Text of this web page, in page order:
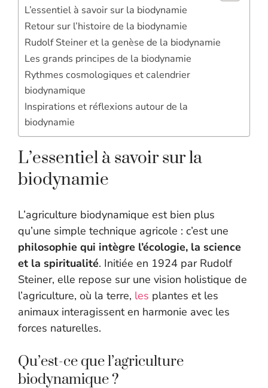
L’essentiel à savoir sur la biodynamie
Retour sur l’histoire de la biodynamie
Rudolf Steiner et la genèse de la biodynamie
Les grands principes de la biodynamie
Rythmes cosmologiques et calendrier
biodynamique
Inspirations et réflexions autour de la
biodynamie
L’essentiel à savoir sur la
biodynamie
L’agriculture biodynamique est bien plus
qu’une simple technique agricole : c’est une
philosophie qui intègre l’écologie, la science
et la spiritualité. Initiée en 1924 par Rudolf
Steiner, elle repose sur une vision holistique de
l’agriculture, où la terre, les plantes et les
animaux interagissent en harmonie avec les
forces naturelles.
Qu’est-ce que l’agriculture
biodynamique ?